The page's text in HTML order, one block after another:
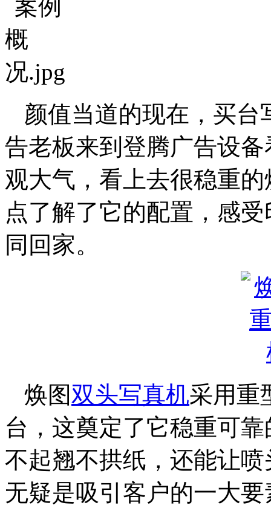
颜值当道的现在，买
告老板来到登腾广告设
观大气，看上去很稳重
点了解了它的配置，感
同回家。
焕图双头写真机采用重
台，这奠定了它稳重可
不起翘不拱纸，还能让
无疑是吸引客户的一大